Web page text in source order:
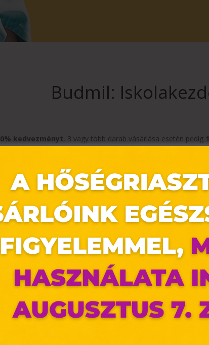
Budmil:
kedvezményt, 3 vagy több darab vásárlása esetén pedig
Store-ba!
Ez az oldal sütiket használ
Weboldalunkon „cookie"-kat (továbbiakban
fájlok, melyek információt tárolnak webes